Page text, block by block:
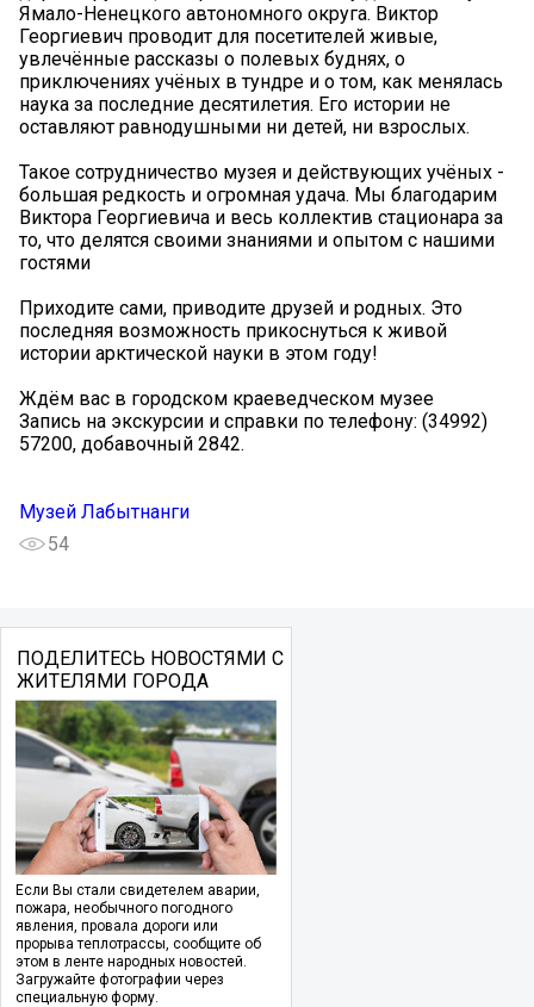
Ямало-Ненецкого автономного округа. Виктор
Георгиевич проводит для посетителей живые,
увлечённые рассказы о полевых буднях, о
приключениях учёных в тундре и о том, как менялась
наука за последние десятилетия. Его истории не
оставляют равнодушными ни детей, ни взрослых.
Такое сотрудничество музея и действующих учёных -
большая редкость и огромная удача. Мы благодарим
Виктора Георгиевича и весь коллектив стационара за
то, что делятся своими знаниями и опытом с нашими
гостями
Приходите сами, приводите друзей и родных. Это
последняя возможность прикоснуться к живой
истории арктической науки в этом году!
Ждём вас в городском краеведческом музее
Запись на экскурсии и справки по телефону: (34992)
57200, добавочный 2842.
Музей Лабытнанги
54
ПОДЕЛИТЕСЬ НОВОСТЯМИ С
ЖИТЕЛЯМИ ГОРОДА
Если Вы стали свидетелем аварии,
пожара, необычного погодного
явления, провала дороги или
прорыва теплотрассы, сообщите об
этом в ленте народных новостей.
Загружайте фотографии через
специальную форму.